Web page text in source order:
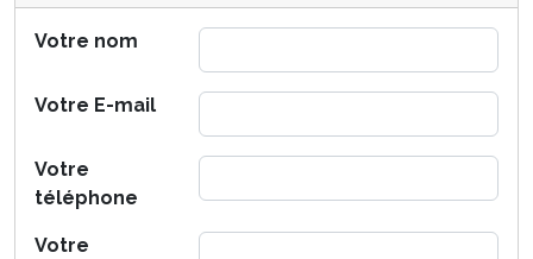
Votre nom
Votre E-mail
Votre
téléphone
Votre